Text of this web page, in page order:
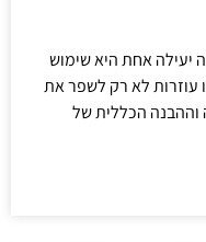
אחת היא שימוש
עוזרות לא רק לשפר את
וההבנה הכללית של